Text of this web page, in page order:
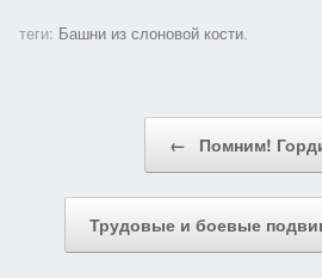
n
s
s
п
а
т
ь
теги: Башни из слоновой кости.
← Помним!
Трудовые и боевые